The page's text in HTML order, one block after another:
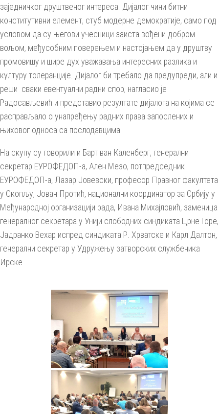
заједничког друштвеног интереса. Дијалог чини битни
конститутивни елемент, стуб модерне демократије, само под
условом да су његови учесници заиста вођени добром
вољом, међусобним поверењем и настојањем да у друштву
промовишу и шире дух уважавања интересних разлика и
културу толеранције. Дијалог би требало да предупреди, али и
реши сваки евентуални радни спор, нагласио је
Радосављевић и представио резултате дијалога на којима се
расправљало о унапређењу радних права запослених и
њиховог односа са послодавцима.
На скупу су говорили и Барт ван Каленберг, генерални
секретар ЕУРОФЕДОП-а, Ален Мезо, потпредседник
ЕУРОФЕДОП-а, Лазар Јовевски, професор Правног факултета
у Скопљу, Јован Протић, национални координатор за Србију у
Међународној организацији рада, Ивана Михајловић, заменица
генералног секретара у Унији слободних синдиката Црне Горе,
Јадранко Вехар испред синдиката Р. Хрватске и Карл Далтон,
генерални секретар у Удружењу затворских службеника
Ирске.